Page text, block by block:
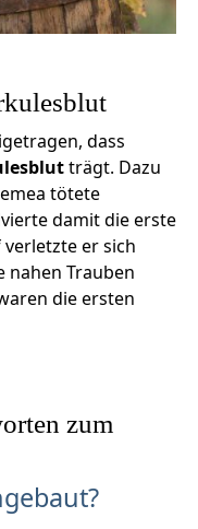
dass
trägt. Dazu
tötete
damit die erste
er sich
nahen Trauben
die ersten
zum